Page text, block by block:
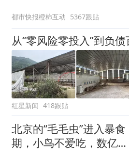
拒绝登机决定由航司作
出；亲历者：曾承诺免费
改签但没兑现
都市快报橙柿互动 5367跟贴
红星新闻 418跟贴
北京的“毛毛虫”进入暴食
期，小鸟不爱吃，数亿头